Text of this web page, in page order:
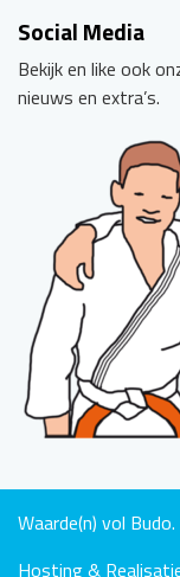
Social Media
Bekijk en like ook
nieuws en extra’s.
Waarde(n) vol
Hosting &